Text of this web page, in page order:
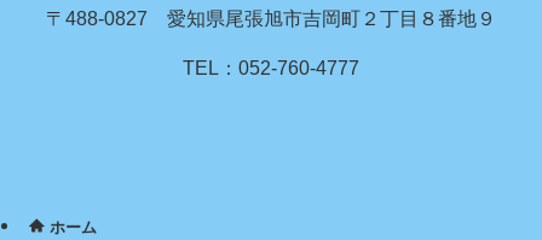
〒488-0827 愛知県尾張旭市吉岡町２丁目８番地９
TEL：052-760-4777
ホーム